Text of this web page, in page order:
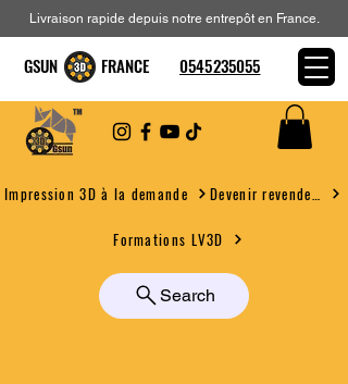
Impression 3D à la demande
Formations LV3D
Search
Livraison rapide depuis notre entrepôt en France.
GSUN FRANCE 0545235055